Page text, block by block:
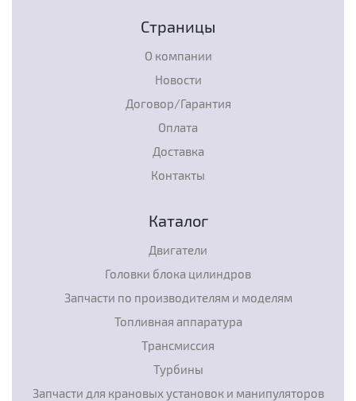
Страницы
О компании
Новости
Договор/Гарантия
Оплата
Доставка
Контакты
Каталог
Двигатели
Головки блока цилиндров
Запчасти по производителям и моделям
Топливная аппаратура
Трансмиссия
Турбины
Запчасти для крановых установок и манипуляторов